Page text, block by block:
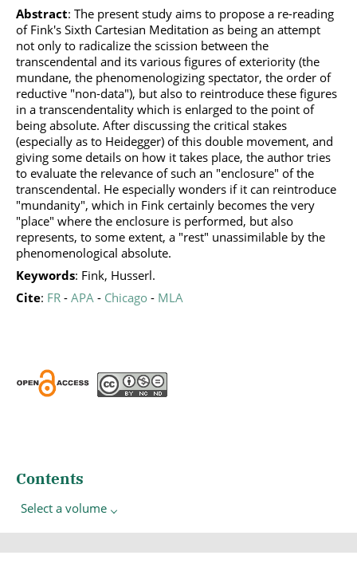
Abstract: The present study aims to propose a re-reading
of Fink's Sixth Cartesian Meditation as being an attempt
not only to radicalize the scission between the
transcendental and its various figures of exteriority (the
mundane, the phenomenologizing spectator, the order of
reductive "non-data"), but also to reintroduce these figures
in a transcendentality which is enlarged to the point of
being absolute. After discussing the critical stakes
(especially as to Heidegger) of this double movement, and
giving some details on how it takes place, the author tries
to evaluate the relevance of such an "enclosure" of the
transcendental. He especially wonders if it can reintroduce
"mundanity", which in Fink certainly becomes the very
"place" where the enclosure is performed, but also
represents, to some extent, a "rest" unassimilable by the
phenomenological absolute.
Keywords: Fink, Husserl.
Cite: FR - APA - Chicago - MLA
Contents
Select a volume